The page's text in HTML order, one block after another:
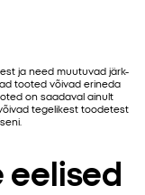
ja need muutuvad järk-
tooted võivad erineda
on saadaval ainult
tegelikest toodetest
eelised